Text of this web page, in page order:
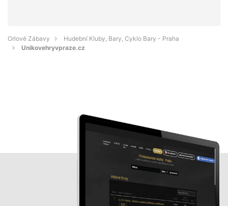
Orlové Zábavy
Hudební Kluby, Bary, Cyklo Bary - Praha
Unikovehryvpraze.cz